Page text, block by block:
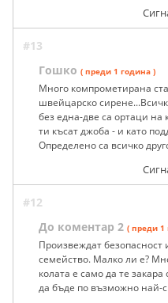
#13
Гошко ( преди 1 година )
Много компрометирана
швейцарско
без една-две са ортаци на
ти късат джоба - и като
Определено са всичко
#12
До коментар 2 ( преди 1
Произвеждат безопасност
семейство. Малко ли е?
колата е само да те
да бъде по възможно най-